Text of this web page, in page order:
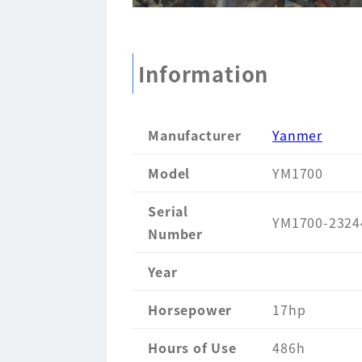
Information
Manufacturer
Yanmer
Model
YM1700
Serial
Number
YM1700-
Year
Horsepower
17hp
Hours of Use
486h